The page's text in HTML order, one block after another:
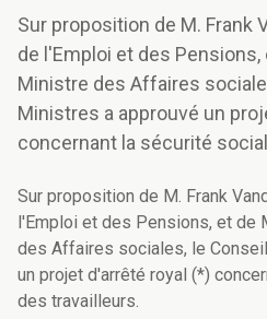
Sur proposition de M. Frank
de l'Emploi et des Pensions,
Ministre des Affaires
Ministres a approuvé un
concernant la sécurité
Sur proposition de M. Frank
l'Emploi et des Pensions, et de
des Affaires sociales, le
un projet d'arrêté royal (*)
des travailleurs.